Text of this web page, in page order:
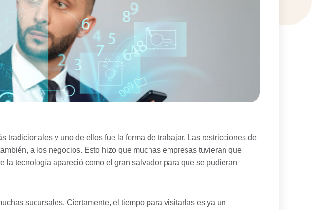
tradicionales y uno de ellos fue la forma de trabajar. Las restricciones de
a los negocios. Esto hizo que muchas empresas tuvieran que
la tecnología apareció como el gran salvador para que se pudieran
sucursales. Ciertamente, el tiempo para visitarlas es ya un